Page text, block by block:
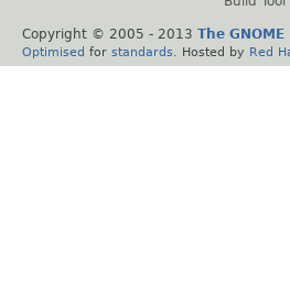
Copyright © 2005 - 2013 The
Optimised for standards . Hosted by Red